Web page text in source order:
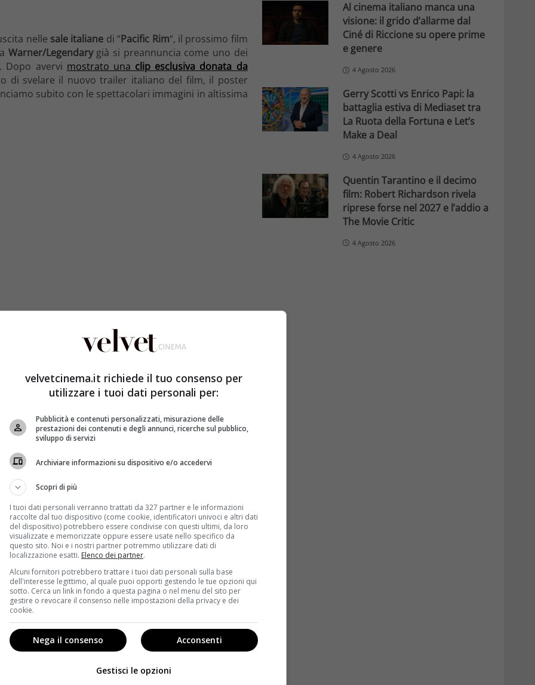
nelle sale italiane di “Pacific Rim“, il prossimo film
Warner/Legendarygià si preannuncia come uno dei
Dopo avervi mostrato una clip esclusiva donata da
di svelare il nuovo trailer italiano del film, il poster
subito con le spettacolari immagini in altissima
Kaiju, emerge dagli oceani, scoppia una guerra
le risorse umane per tutti gli anni a venire. Per
speciale: enormi robot, chiamati Jaeger, controllati
a una rete neurale. Ma anche i Jaeger
Kaiju. Sull’orlo della sconfitta, le forze militari
rivolgersi a un duo di eroi male accoppiati: un ex
recluta senza esperienza (Rinko Kikuchi), che
Jaeger, una reliquia del passato. Insieme i
labirinto del fauno”) dirige questo film d’azione,
di Travis Beacham (“Scontro tra titani”). Thomas
Greene è il produttore esecutivo.
la TV), Idris Elba (Thor), Rinko Kikuchi (The
e vivere felici), e Ron Perlman (i film di
Martini, Robert Kazinsky, Clifton Collins, Jr., Burn
William Henke.
il direttore della fotografia vincitore del
Neskoromny, il montatore Peter Amundson, e
dalla Warner Bros. Pictures e Legendary Pictures e
della Warner Bros. Entertainment.”
Al cinema italiano manca una
visione: il grido d’allarme dal
Ciné di Riccione su opere prime
e genere
4 Agosto 2026
Gerry Scotti vs Enrico Papi: la
battaglia estiva di Mediaset tra
La Ruota della Fortuna e Let’s
Make a Deal
4 Agosto 2026
Quentin Tarantino e il decimo
film: Robert Richardson rivela
riprese forse nel 2027 e l’addio a
The Movie Critic
4 Agosto 2026
velvetcinema.it richiede il tuo consenso per
utilizzare i tuoi dati personali per:
Pubblicità e contenuti personalizzati, misurazione delle
prestazioni dei contenuti e degli annunci, ricerche sul pubblico,
sviluppo di servizi
Archiviare informazioni su dispositivo e/o accedervi
Scopri di più
I tuoi dati personali verranno trattati da 327 partner e le informazioni
raccolte dal tuo dispositivo (come cookie, identificatori univoci e altri dati
del dispositivo) potrebbero essere condivise con questi ultimi, da loro
visualizzate e memorizzate oppure essere usate nello specifico da
questo sito. Noi e i nostri partner potremmo utilizzare dati di
localizzazione esatti. Elenco dei partner.
Alcuni fornitori potrebbero trattare i tuoi dati personali sulla base
dell'interesse legittimo, al quale puoi opporti gestendo le tue opzioni qui
sotto. Cerca un link in fondo a questa pagina o nel menu del sito per
gestire o revocare il consenso nelle impostazioni della privacy e dei
cookie.
Acconsenti
Nega il consenso
Gestisci le opzioni